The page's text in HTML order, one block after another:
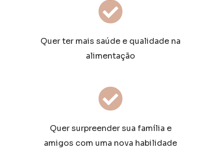
Quer ter mais saúde e qualidade na
alimentação
Quer surpreender sua família e
amigos com uma nova habilidade